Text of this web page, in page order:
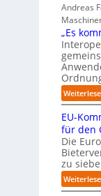
Andreas
„Es
EU-
für den
Die
zu